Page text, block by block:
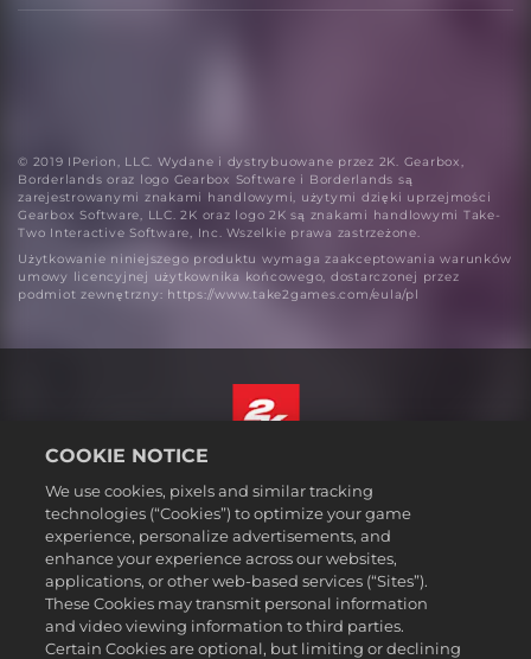
© 2019 IPerion, LLC. Wydane i dystrybuowane przez 2K. Gearbox,
Borderlands oraz logo Gearbox Software i Borderlands są
zarejestrowanymi znakami handlowymi, użytymi dzięki uprzejmości
Gearbox Software, LLC. 2K oraz logo 2K są znakami handlowymi Take-
Two Interactive Software, Inc. Wszelkie prawa zastrzeżone.
Użytkowanie niniejszego produktu wymaga zaakceptowania warunków
umowy licencyjnej użytkownika końcowego, dostarczonej przez
podmiot zewnętrzny: https://www.take2games.com/eula/pl
Prawne
Polityka prywatności
Polityka plików cookies
Wsparcie
Zakaz sprzedawania i udostępniania moich danych osobowych
Polski
COOKIE NOTICE
We use cookies, pixels and similar tracking
technologies (“Cookies”) to optimize your game
experience, personalize advertisements, and
enhance your experience across our websites,
applications, or other web-based services (“Sites”).
These Cookies may transmit personal information
and video viewing information to third parties.
Certain Cookies are optional, but limiting or declining